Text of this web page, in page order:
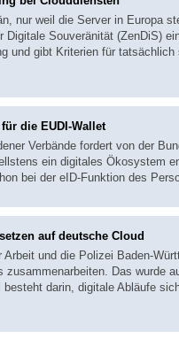
nur weil die Server in Europa
Digitale Souveränität (ZenDiS)
und gibt Kriterien für
die EUDI-Wallet
Verbände fordert von der
ein digitales Ökosystem
bei der eID-Funktion des
auf deutsche Cloud
und die Polizei Baden-
Das wurde
darin, digitale Abläufe